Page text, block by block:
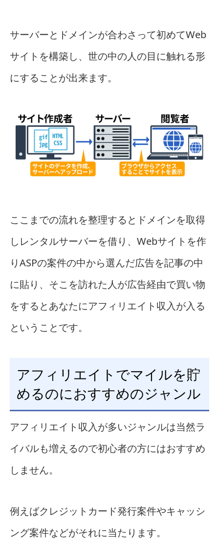
サーバーとドメインが合わさって初めてWeb
サイトを構築し、世の中の人の目に触れる形
にすることが出来ます。
ここまでの流れを整理するとドメインを取得
しレンタルサーバーを借り、Webサイトを作
りASPの案件の中から選んだ広告を記事の中
に貼り、そこを訪れた人が広告経由で買い物
をするとあなたにアフィリエイト収入が入る
ということです。
アフィリエイトでマイルを貯
めるのにおすすめのジャンル
アフィリエイト収入が多いジャンルは当然ラ
イバルも増えるので初心者の方にはおすすめ
しません。
例えばクレジットカード発行案件やキャッシ
ング案件などがそれに当たります。